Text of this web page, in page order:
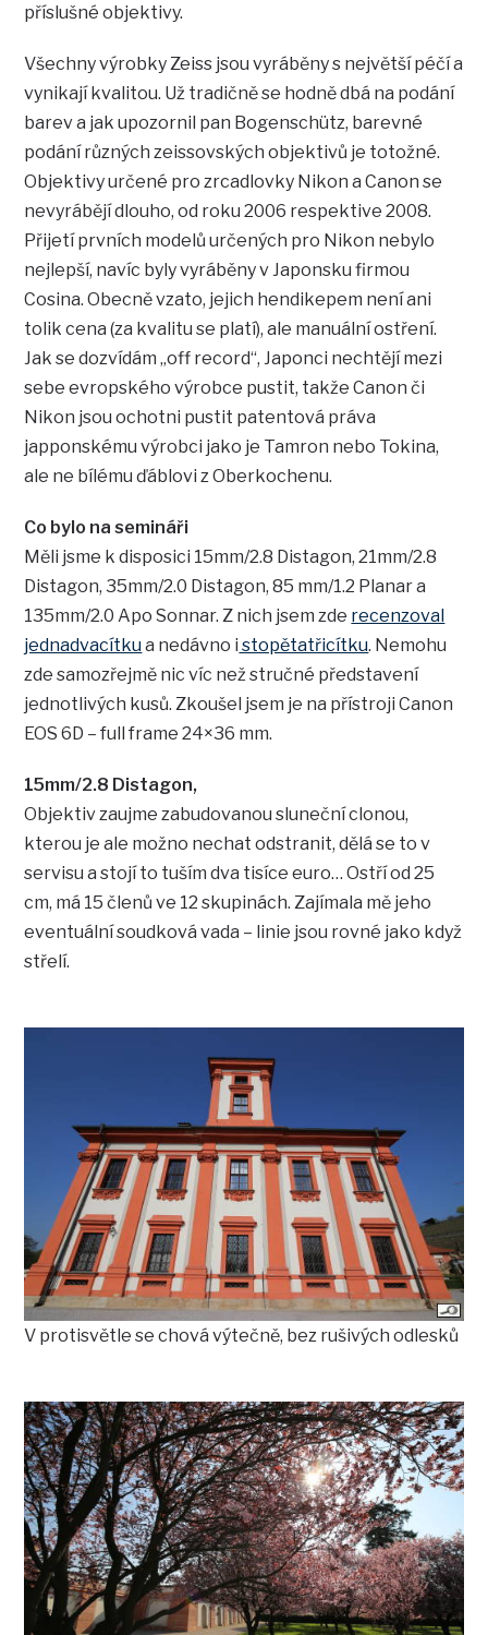
příslušné objektivy.
Všechny výrobky Zeiss jsou vyráběny s největší péčí a
vynikají kvalitou. Už tradičně se hodně dbá na podání
barev a jak upozornil pan Bogenschütz, barevné
podání různých zeissovských objektivů je totožné.
Objektivy určené pro zrcadlovky Nikon a Canon se
nevyrábějí dlouho, od roku 2006 respektive 2008.
Přijetí prvních modelů určených pro Nikon nebylo
nejlepší, navíc byly vyráběny v Japonsku firmou
Cosina. Obecně vzato, jejich hendikepem není ani
tolik cena (za kvalitu se platí), ale manuální ostření.
Jak se dozvídám „off record“, Japonci nechtějí mezi
sebe evropského výrobce pustit, takže Canon či
Nikon jsou ochotni pustit patentová práva
japponskému výrobci jako je Tamron nebo Tokina,
ale ne bílému ďáblovi z Oberkochenu.
Co bylo na semináři
Měli jsme k disposici 15mm/2.8 Distagon, 21mm/2.8
Distagon, 35mm/2.0 Distagon, 85 mm/1.2 Planar a
135mm/2.0 Apo Sonnar. Z nich jsem zde recenzoval
jednadvacítkua nedávno i stopětatřicítku. Nemohu
zde samozřejmě nic víc než stručné představení
jednotlivých kusů. Zkoušel jsem je na přístroji Canon
EOS 6D – full frame 24×36 mm.
15mm/2.8 Distagon,
Objektiv zaujme zabudovanou sluneční clonou,
kterou je ale možno nechat odstranit, dělá se to v
servisu a stojí to tuším dva tisíce euro… Ostří od 25
cm, má 15 členů ve 12 skupinách. Zajímala mě jeho
eventuální soudková vada – linie jsou rovné jako když
střelí.
V protisvětle se chová výtečně, bez rušivých odlesků